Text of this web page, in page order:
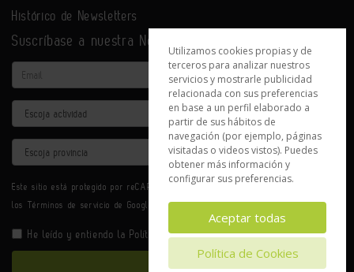
Histórico de Newsletters
Suscríbase a nuestra Newsletter
Email
Actividad
Provincia
Este sitio está protegido por reCAPTCHA y se aplican la
los Términos de servicio de Google.
He leído y entiendo la Política de Privacidad
Enviar
Utilizamos cookies propias y de
terceros para analizar nuestros
servicios y mostrarle publicidad
relacionada con sus preferencias
en base a un perfil elaborado a
partir de sus hábitos de
navegación (por ejemplo, páginas
visitadas o videos vistos). Puedes
obtener más información y
configurar sus preferencias.
Aceptar todas
Política de Cookies